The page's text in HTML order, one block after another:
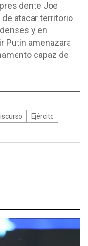
Joe
de atacar territorio
y en
Putin amenazara
capaz de
Ejército